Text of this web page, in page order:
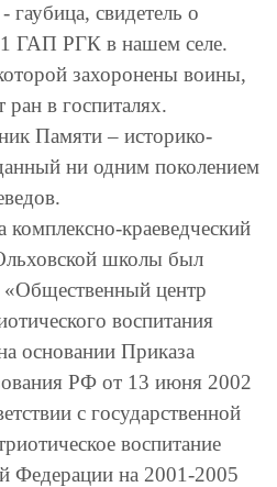
свидетель о
ГАП РГК в нашем селе.
захоронены воины,
в госпиталях.
Памяти – историко-
ни одним поколением
комплексно-краеведческий
школы был
«Общественный центр
воспитания
основании Приказа
РФ от 13 июня 2002
с государственной
воспитание
Федерации на 2001-2005